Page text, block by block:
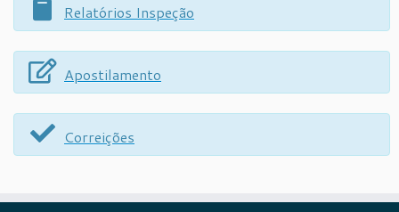
Relatórios Inspeção
Apostilamento
Correições